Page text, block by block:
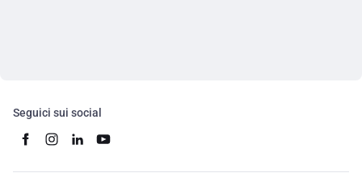
Seguici sui social